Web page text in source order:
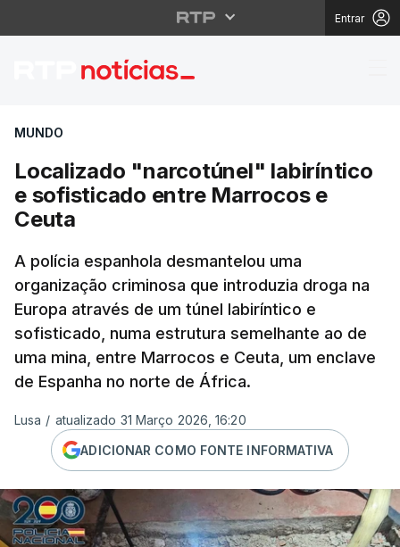
Entrar
Localizado
MUNDO
Localizado "narcotúnel" labiríntico
e sofisticado entre Marrocos e
Ceuta
A polícia espanhola desmantelou uma
organização criminosa que introduzia droga na
Europa através de um túnel labiríntico e
sofisticado, numa estrutura semelhante ao de
uma mina, entre Marrocos e Ceuta, um enclave
de Espanha no norte de África.
Lusa / atualizado 31 Março 2026, 16:20
ADICIONAR COMO FONTE INFORMATIVA